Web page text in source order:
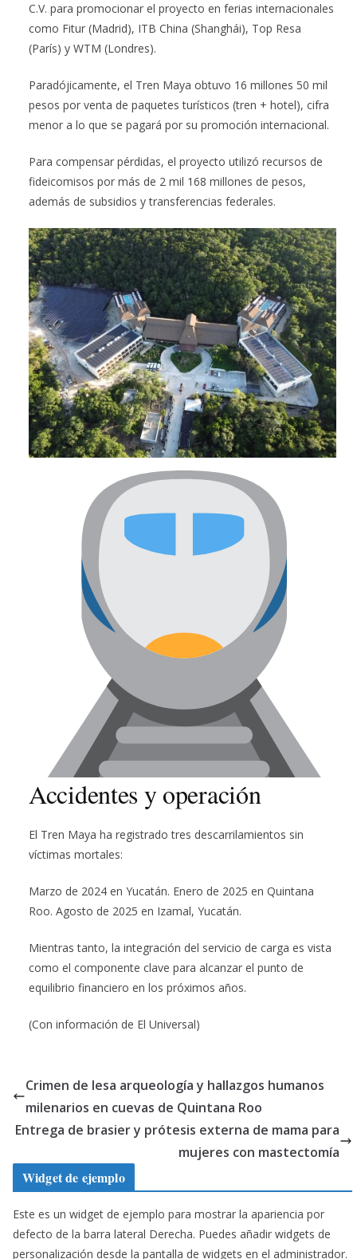
C.V. para promocionar el proyecto en ferias internacionales
como Fitur (Madrid), ITB China (Shanghái), Top Resa
(París) y WTM (Londres).
Paradójicamente, el Tren Maya obtuvo 16 millones 50 mil
pesos por venta de paquetes turísticos (tren + hotel), cifra
menor a lo que se pagará por su promoción internacional.
Para compensar pérdidas, el proyecto utilizó recursos de
fideicomisos por más de 2 mil 168 millones de pesos,
además de subsidios y transferencias federales.
Accidentes y operación
El Tren Maya ha registrado tres descarrilamientos sin
víctimas mortales:
Marzo de 2024 en Yucatán. Enero de 2025 en Quintana
Roo. Agosto de 2025 en Izamal, Yucatán.
Mientras tanto, la integración del servicio de carga es vista
como el componente clave para alcanzar el punto de
equilibrio financiero en los próximos años.
(Con información de El Universal)
Crimen de lesa arqueología y hallazgos humanos
milenarios en cuevas de Quintana Roo
Entrega de brasier y prótesis externa de mama para
mujeres con mastectomía
Widget de ejemplo
Este es un widget de ejemplo para mostrar la apariencia por
defecto de la barra lateral Derecha. Puedes añadir widgets de
personalización desde la pantalla de widgets en el administrador.